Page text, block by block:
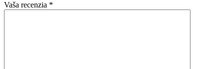
Vaša recenzia *